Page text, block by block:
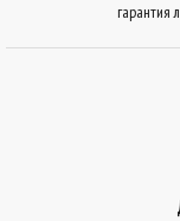
гарантия